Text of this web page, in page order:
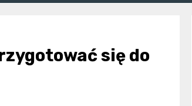
się do